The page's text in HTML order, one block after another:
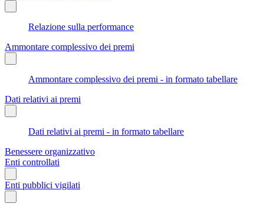
Relazione sulla performance
Ammontare complessivo dei premi
Ammontare complessivo dei premi - in formato tabellare
Dati relativi ai premi
Dati relativi ai premi - in formato tabellare
Benessere organizzativo
Enti controllati
Enti pubblici vigilati